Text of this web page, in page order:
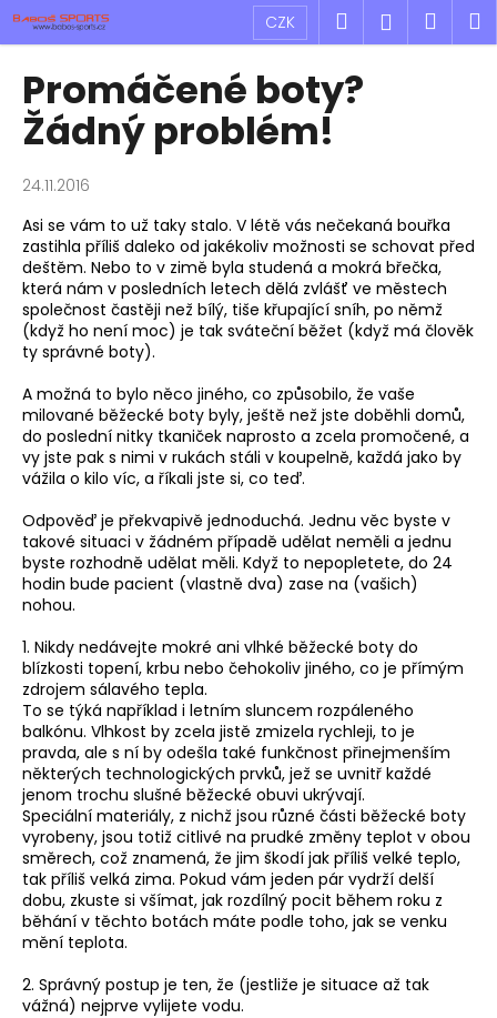
Přejít
obsah
CZK Hledat
Promáčené boty?
Žádný problém!
24.11.2016
Asi se vám to už taky stalo. V létě vás nečekaná bouřka
zastihla příliš daleko od jakékoliv možnosti se schovat před
deštěm. Nebo to v zimě byla studená a mokrá břečka,
která nám v posledních letech dělá zvlášť ve městech
společnost častěji než bílý, tiše křupající sníh, po němž
(když ho není moc) je tak sváteční běžet (když má člověk
ty správné boty).
A možná to bylo něco jiného, co způsobilo, že vaše
milované běžecké boty byly, ještě než jste doběhli domů,
do poslední nitky tkaniček naprosto a zcela promočené, a
vy jste pak s nimi v rukách stáli v koupelně, každá jako by
vážila o kilo víc, a říkali jste si, co teď.
Odpověď je překvapivě jednoduchá. Jednu věc byste v
takové situaci v žádném případě udělat neměli a jednu
byste rozhodně udělat měli. Když to nepopletete, do 24
hodin bude pacient (vlastně dva) zase na (vašich)
nohou.
1. Nikdy nedávejte mokré ani vlhké běžecké boty do
blízkosti topení, krbu nebo čehokoliv jiného, co je přímým
zdrojem sálavého tepla.
To se týká například i letním sluncem rozpáleného
balkónu. Vlhkost by zcela jistě zmizela rychleji, to je
pravda, ale s ní by odešla také funkčnost přinejmenším
některých technologických prvků, jež se uvnitř každé
jenom trochu slušné běžecké obuvi ukrývají.
Speciální materiály, z nichž jsou různé části běžecké boty
vyrobeny, jsou totiž citlivé na prudké změny teplot v obou
směrech, což znamená, že jim škodí jak příliš velké teplo,
tak příliš velká zima. Pokud vám jeden pár vydrží delší
dobu, zkuste si všímat, jak rozdílný pocit během roku z
běhání v těchto botách máte podle toho, jak se venku
mění teplota.
2. Správný postup je ten, že (jestliže je situace až tak
vážná) nejprve vylijete vodu.
K
o
C
o
p
t
ř
e
b
u
j
e
t
e
n
a
j
í
t
?
HLEDAT
D
o
p
o
r
u
č